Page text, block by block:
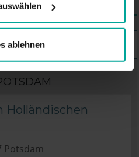
ablehnen
Holländischen
Potsdam